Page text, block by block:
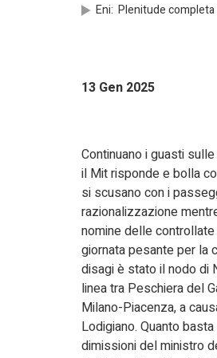
Eni: Plenitude
13 Gen 2025
Continuano i guasti
il Mit risponde e bolla
si scusano con i
razionalizzazione
nomine delle controllate
giornata pesante per la
disagi è stato il nodo di
linea tra Peschiera del
Milano-Piacenza, a
Lodigiano. Quanto
dimissioni del ministro